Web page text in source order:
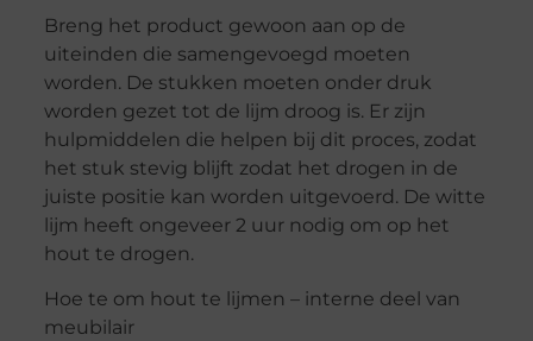
Breng het product gewoon aan op de
uiteinden die samengevoegd moeten
worden. De stukken moeten onder druk
worden gezet tot de lijm droog is. Er zijn
hulpmiddelen die helpen bij dit proces, zodat
het stuk stevig blijft zodat het drogen in de
juiste positie kan worden uitgevoerd. De witte
lijm heeft ongeveer 2 uur nodig om op het
hout te drogen.
Hoe te om hout te lijmen – interne deel van
meubilair